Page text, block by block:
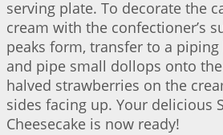
serving plate. To decorate the
cream with the confectioner’s
peaks form, transfer to a
and pipe small dollops onto
halved strawberries on the
sides facing up. Your delicious
Cheesecake is now ready!